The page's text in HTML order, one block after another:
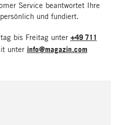
Service beantwortet Ihre
und fundiert.
bis Freitag unter +49 711
unter info@magazin.com